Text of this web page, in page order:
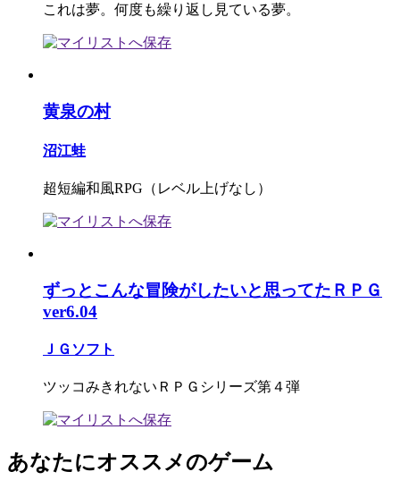
これは夢。何度も繰り返し見ている夢。
黄泉の村
沼江蛙
超短編和風RPG（レベル上げなし）
ずっとこんな冒険がしたいと思ってたＲＰＧ
ver6.04
ＪＧソフト
ツッコみきれないＲＰＧシリーズ第４弾
あなたにオススメのゲーム